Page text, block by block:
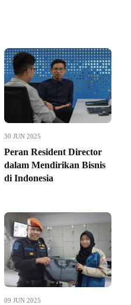
30 JUN 2025
Peran Resident Director
dalam Mendirikan Bisnis
di Indonesia
09 JUN 2025